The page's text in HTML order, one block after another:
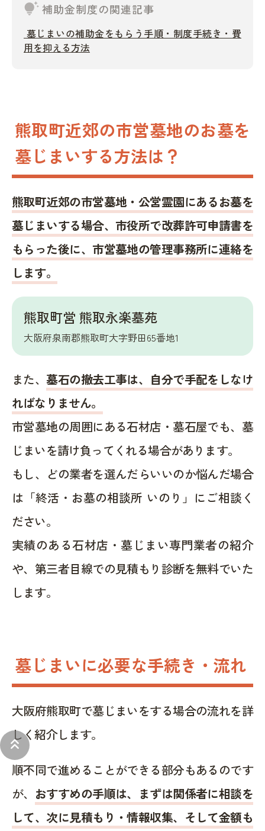
keyboard_double_arrow_up
tips_and_updates補助金制度の関連記事
墓じまいの補助金をもらう手順・制度手続き・費
用を抑える方法
熊取町近郊の市営墓地のお墓を
墓じまいする方法は？
熊取町近郊の市営墓地・公営霊園にあるお墓を
墓じまいする場合、市役所で改葬許可申請書を
もらった後に、市営墓地の管理事務所に連絡を
します。
熊取町営 熊取永楽墓苑
大阪府泉南郡熊取町大字野田65番地1
また、墓石の撤去工事は、自分で手配をしなけ
ればなりません。
市営墓地の周囲にある石材店・墓石屋でも、墓
じまいを請け負ってくれる場合があります。
もし、どの業者を選んだらいいのか悩んだ場合
は「終活・お墓の相談所 いのり」にご相談く
ださい。
実績のある石材店・墓じまい専門業者の紹介
や、第三者目線での見積もり診断を無料でいた
します。
墓じまいに必要な手続き・流れ
大阪府熊取町で墓じまいをする場合の流れを詳
しく紹介します。
順不同で進めることができる部分もあるのです
が、 おすすめの手順は、まずは関係者に相談を
して、次に見積もり・情報収集、そして金額も